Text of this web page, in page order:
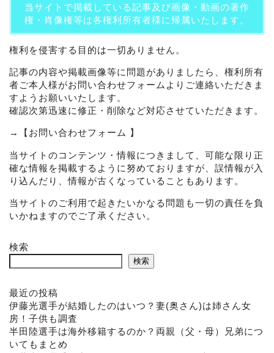
当サイトで掲載している記事及び画像・動画の著作
権・肖像権等は各権利所有者様に帰属いたします。
権利を侵害する目的は一切ありません。
記事の内容や掲載画像等に問題がありましたら、権利所有
者ご本人様がお問い合わせフォームよりご連絡いただきま
すようお願いいたします。
確認次第迅速に修正・削除など対応させていただきます。
→ 【お問い合わせフォーム 】
当サイトのコンテンツ・情報につきまして、可能な限り正
確な情報を掲載するように努めておりますが、誤情報が入
り込んだり、情報が古くなっていることもあります。
当サイトのご利用で起きたいかなる問題も一切の責任を負
いかねますのでご了承ください。
検索
検索
最近の投稿
伊藤光選手が結婚したのはいつ？妻(奥さん)は姉さん女
房！子供も調査
半田陸選手は海外移籍するのか？両親（父・母）兄弟につ
いてもまとめ